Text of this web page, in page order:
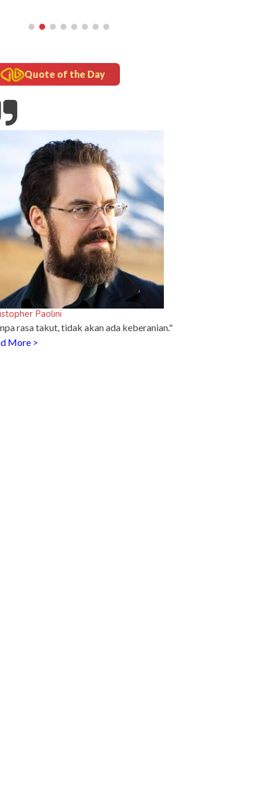
Quote of the Day
Paolini
rasa takut, tidak akan ada keberanian."
More >